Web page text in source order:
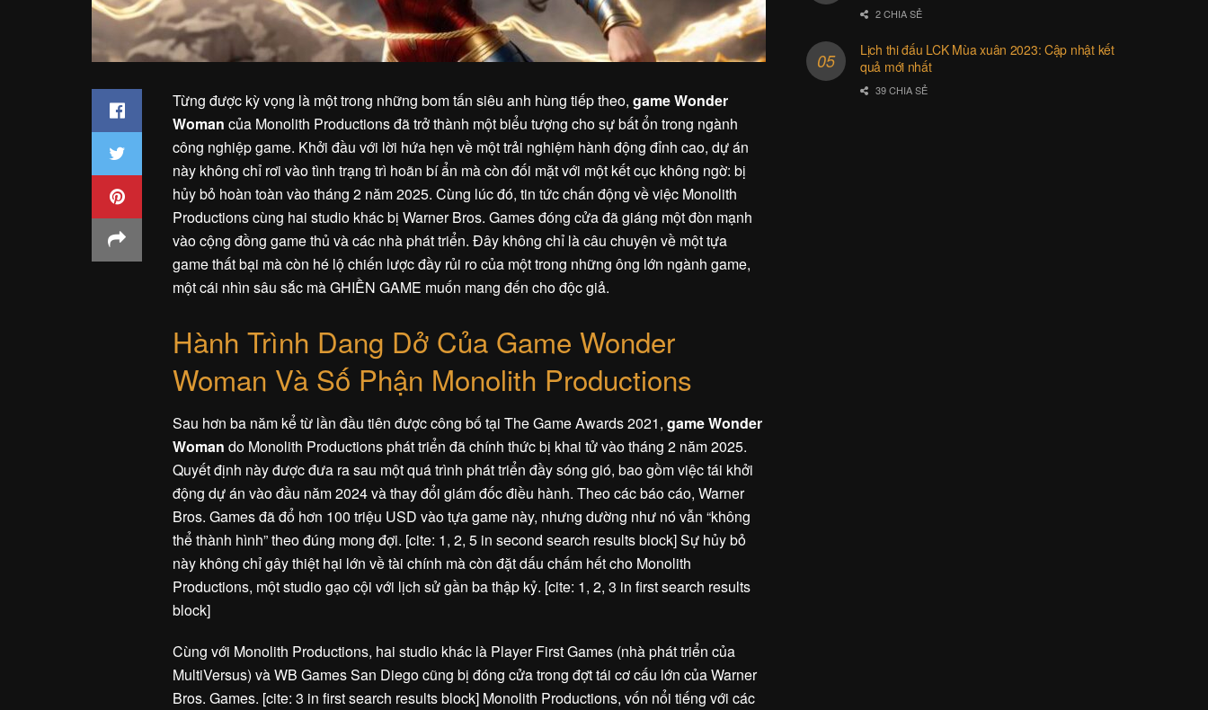
Từng được kỳ vọng là một trong những bom tấn siêu anh hùng tiếp theo, game Wonder
Woman của Monolith Productions đã trở thành một biểu tượng cho sự bất ổn trong ngành
công nghiệp game. Khởi đầu với lời hứa hẹn về một trải nghiệm hành động đỉnh cao, dự án
này không chỉ rơi vào tình trạng trì hoãn bí ẩn mà còn đối mặt với một kết cục không ngờ: bị
hủy bỏ hoàn toàn vào tháng 2 năm 2025. Cùng lúc đó, tin tức chấn động về việc Monolith
Productions cùng hai studio khác bị Warner Bros. Games đóng cửa đã giáng một đòn mạnh
vào cộng đồng game thủ và các nhà phát triển. Đây không chỉ là câu chuyện về một tựa
game thất bại mà còn hé lộ chiến lược đầy rủi ro của một trong những ông lớn ngành game,
một cái nhìn sâu sắc mà GHIỀN GAME muốn mang đến cho độc giả.
Hành Trình Dang Dở Của Game Wonder
Woman Và Số Phận Monolith Productions
Sau hơn ba năm kể từ lần đầu tiên được công bố tại The Game Awards 2021, game Wonder
Woman do Monolith Productions phát triển đã chính thức bị khai tử vào tháng 2 năm 2025.
Quyết định này được đưa ra sau một quá trình phát triển đầy sóng gió, bao gồm việc tái khởi
động dự án vào đầu năm 2024 và thay đổi giám đốc điều hành. Theo các báo cáo, Warner
Bros. Games đã đổ hơn 100 triệu USD vào tựa game này, nhưng dường như nó vẫn “không
thể thành hình” theo đúng mong đợi. [cite: 1, 2, 5 in second search results block] Sự hủy bỏ
này không chỉ gây thiệt hại lớn về tài chính mà còn đặt dấu chấm hết cho Monolith
Productions, một studio gạo cội với lịch sử gần ba thập kỷ. [cite: 1, 2, 3 in first search results
block]
Cùng với Monolith Productions, hai studio khác là Player First Games (nhà phát triển của
MultiVersus) và WB Games San Diego cũng bị đóng cửa trong đợt tái cơ cấu lớn của Warner
Bros. Games. [cite: 3 in first search results block] Monolith Productions, vốn nổi tiếng với các
2 CHIA SẺ
Lịch thi đấu LCK Mùa xuân 2023: Cập nhật kết
quả mới nhất
39 CHIA SẺ